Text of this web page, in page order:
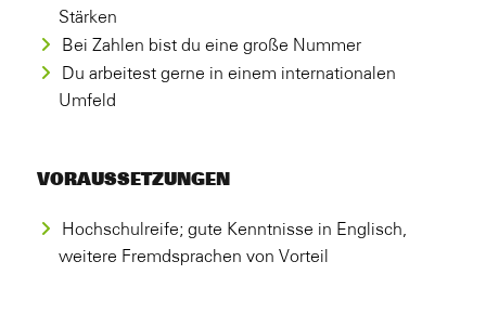
Stärken
Bei Zahlen bist du eine große Nummer
Du arbeitest gerne in einem internationalen
Umfeld
VORAUSSETZUNGEN
Hochschulreife; gute Kenntnisse in Englisch,
weitere Fremdsprachen von Vorteil